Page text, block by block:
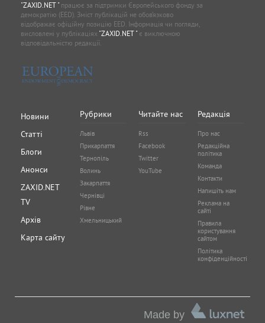
"ZAXID.NET "працює за підтримки Європейського фонду за
демократію (EED). Зміст публікацій не обов’язково
відображає офіційну позицію EED. Інформація чи погляди,
висловлені у публікаціях "ZAXID.NET "є виключною
відповідальністю редакції.
Новини
Статті
Блоги
Анонси
ZAXID.NET
TV
Архів
Карта сайту
Рубрики
Львів
Прикарпаття
Тернопіль
Волинь
Закарпаття
Чернівці
Рівне
Хмельницький
Читайте нас
Rss
Facebook
Twitter
YouTube
Редакція
Про нас
Редакційна
політика
Команда
Контакти
Напишіть нам
Реклама на
сайті
Правила
користування
сайтом
Політика
конфіденційності
Made by